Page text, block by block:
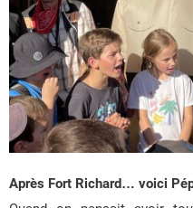
Après Fort Richard… voici